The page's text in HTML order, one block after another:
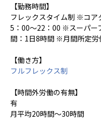
【勤務時間】
フレックスタイム制 ※コア
5：00～22：00 ※スーパー
間：1日8時間 ※月間所定
【働き方】
フルフレックス制
【時間外労働の有無】
有
月平均20時間～30時間